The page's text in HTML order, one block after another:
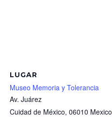
LUGAR
Museo Memoria y Tolerancia
Av. Juárez
Cuidad de México, 06010 Mexico